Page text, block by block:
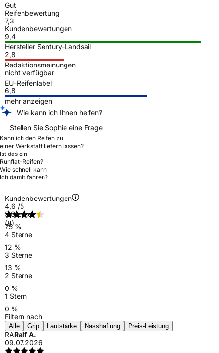
Gut
Reifenbewertung
7,3
Kundenbewertungen
9,4
Hersteller Sentury-Landsail
2,8
Redaktionsmeinungen
nicht verfügbar
EU-Reifenlabel
6,8
mehr anzeigen
Wie kann ich Ihnen helfen?
Stellen Sie Sophie eine Frage
Kann ich den Reifen zu
einer Werkstatt liefern lassen?
Ist das ein
Runflat-Reifen?
Wie schnell kann
ich damit fahren?
Kundenbewertungen
4,6 /5
(8)
5 Sterne
75 %
4 Sterne
12 %
3 Sterne
13 %
2 Sterne
0 %
1 Stern
0 %
Filtern nach
Alle Grip Lautstärke Nasshaftung Preis-Leistung
RARalf A.
09.07.2026